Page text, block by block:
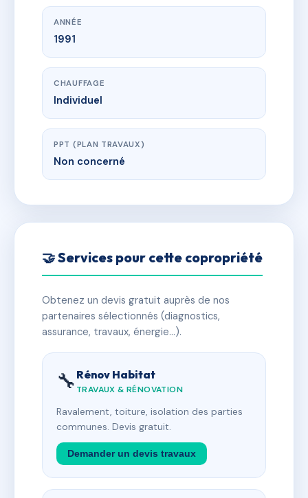
ANNÉE
1991
CHAUFFAGE
Individuel
PPT (PLAN TRAVAUX)
Non concerné
🤝 Services pour cette copropriété
Obtenez un devis gratuit auprès de nos
partenaires sélectionnés (diagnostics,
assurance, travaux, énergie…).
🔧 Rénov Habitat
TRAVAUX & RÉNOVATION
Ravalement, toiture, isolation des parties
communes. Devis gratuit.
Demander un devis travaux